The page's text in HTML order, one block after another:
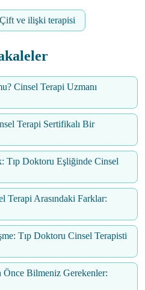
Çift ve ilişki terapisi
Cinsel Terapi Uzmanı
Terapi Sertifikalı Bir
Tıp Doktoru Eşliğinde Cinsel
Terapi Arasındaki Farklar:
Tıp Doktoru Cinsel Terapisti
Önce Bilmeniz Gerekenler: